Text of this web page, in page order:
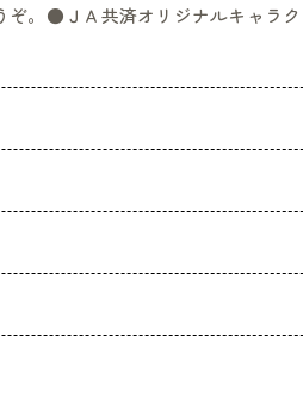
。●ＪＡ共済オリジナルキャラ